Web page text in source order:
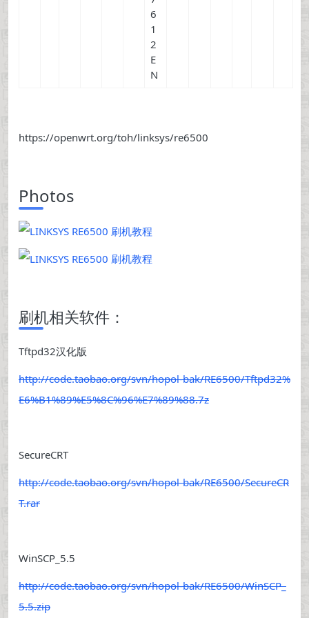
6
1
2
E
N
https://openwrt.org/toh/linksys/re6500
Photos
刷机相关软件：
Tftpd32汉化版
http://code.taobao.org/svn/hopol-bak/RE6500/Tftpd32%
E6%B1%89%E5%8C%96%E7%89%88.7z
SecureCRT
http://code.taobao.org/svn/hopol-bak/RE6500/SecureCR
T.rar
WinSCP_5.5
http://code.taobao.org/svn/hopol-bak/RE6500/WinSCP_
5.5.zip